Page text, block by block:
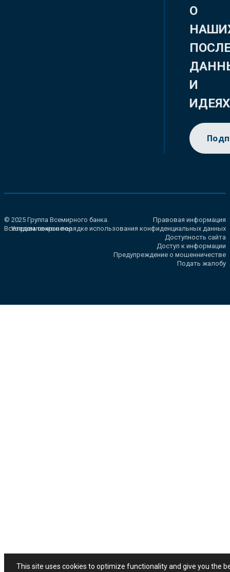
О
И
ИДЕЯХ
© 2025 Группа Всемирного банка.
Все права сохранены.
Правовая информация
Уведомление о порядке использования конфиденциальных данных
Доступность сайта
Доступ к информации
Предупреждение о мошенничестве
Подать жалобу
This site uses cookies to optimize functionality and give you the